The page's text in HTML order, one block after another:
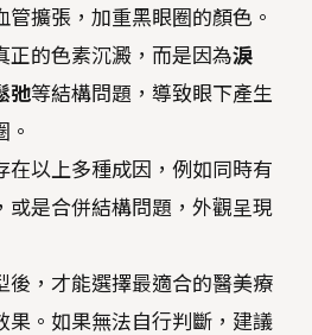
管擴張，加重黑眼圈的顏色。
正的色素沉澱，而是因為淚
弛等結構問題，導致眼下產生
。
在以上多種成因，例如同時有
或是合併結構問題，外觀呈現
後，才能選擇最適合的醫美療
果。如果無法自行判斷，建議